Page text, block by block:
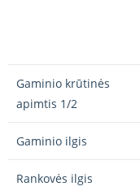
Gaminio krūtinės
apimtis 1/2
Gaminio ilgis
Rankovės ilgis